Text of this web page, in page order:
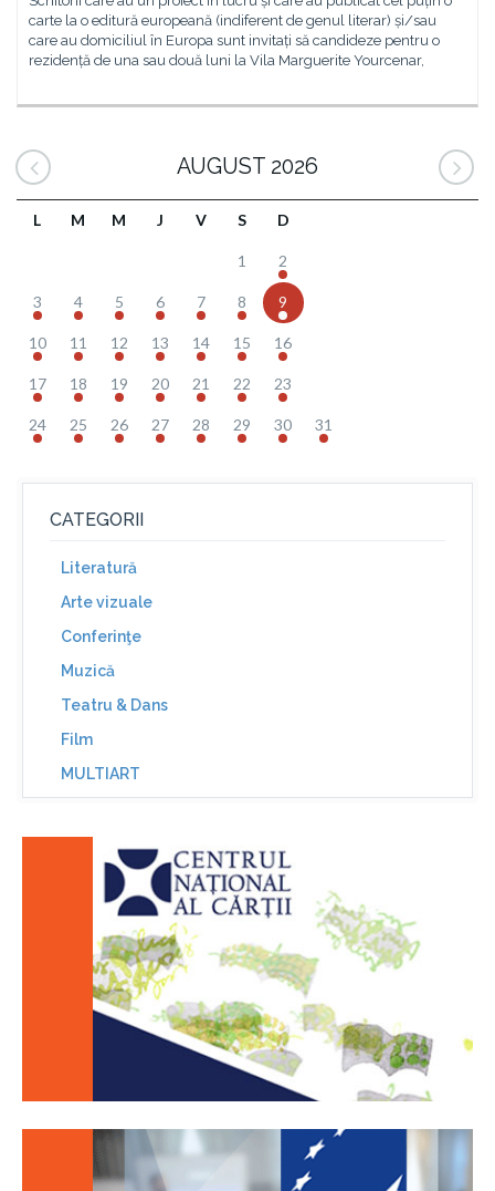
carte la o editură europeană (indiferent de genul literar) și/sau
care au domiciliul în Europa sunt invitați să candideze pentru o
rezidență de una sau două luni la Vila Marguerite Yourcenar,
AUGUST 2026
L M M J V S D
1 2
3 4 5 6 7 8 9
10 11 12 13 14 15 16
17 18 19 20 21 22 23
24 25 26 27 28 29 30 31
CATEGORII
Literatură
Arte vizuale
Conferinţe
Muzică
Teatru & Dans
Film
MULTIART